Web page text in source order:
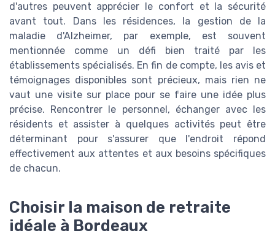
d'autres peuvent apprécier le confort et la sécurité
avant tout. Dans les résidences, la gestion de la
maladie d'Alzheimer, par exemple, est souvent
mentionnée comme un défi bien traité par les
établissements spécialisés. En fin de compte, les avis et
témoignages disponibles sont précieux, mais rien ne
vaut une visite sur place pour se faire une idée plus
précise. Rencontrer le personnel, échanger avec les
résidents et assister à quelques activités peut être
déterminant pour s'assurer que l'endroit répond
effectivement aux attentes et aux besoins spécifiques
de chacun.
Choisir la maison de retraite
idéale à Bordeaux